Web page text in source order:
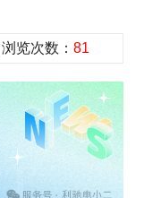
览次数： 81